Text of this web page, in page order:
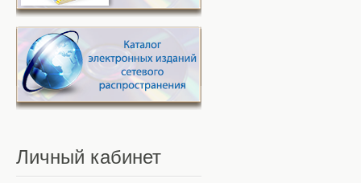
Личный кабинет